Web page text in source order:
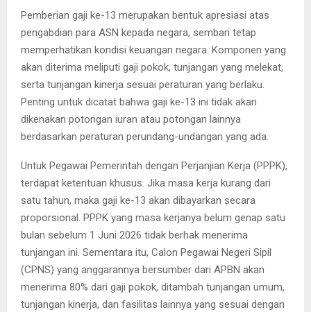
Pemberian gaji ke-13 merupakan bentuk apresiasi atas
pengabdian para ASN kepada negara, sembari tetap
memperhatikan kondisi keuangan negara. Komponen yang
akan diterima meliputi gaji pokok, tunjangan yang melekat,
serta tunjangan kinerja sesuai peraturan yang berlaku.
Penting untuk dicatat bahwa gaji ke-13 ini tidak akan
dikenakan potongan iuran atau potongan lainnya
berdasarkan peraturan perundang-undangan yang ada.
Untuk Pegawai Pemerintah dengan Perjanjian Kerja (PPPK),
terdapat ketentuan khusus. Jika masa kerja kurang dari
satu tahun, maka gaji ke-13 akan dibayarkan secara
proporsional. PPPK yang masa kerjanya belum genap satu
bulan sebelum 1 Juni 2026 tidak berhak menerima
tunjangan ini. Sementara itu, Calon Pegawai Negeri Sipil
(CPNS) yang anggarannya bersumber dari APBN akan
menerima 80% dari gaji pokok, ditambah tunjangan umum,
tunjangan kinerja, dan fasilitas lainnya yang sesuai dengan